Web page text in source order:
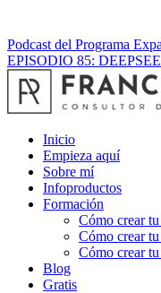
Podcast del Programa
EPISODIO 85:
Inicio
Empieza aquí
Sobre mí
Infoproductos
Formación
Cómo crear tu
Cómo crear
Cómo crear
Blog
Gratis